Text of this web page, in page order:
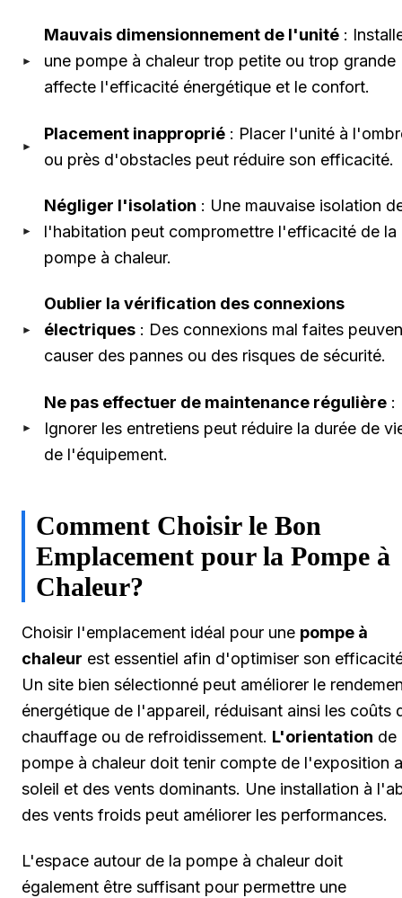
Mauvais dimensionnement de l'unité :
une pompe à chaleur trop petite ou trop grande
affecte l'efficacité énergétique et le confort.
Placement inapproprié : Placer l'unité à
ou près d'obstacles peut réduire son efficacité.
Négliger l'isolation : Une mauvaise isolation
l'habitation peut compromettre l'efficacité de la
pompe à chaleur.
Oublier la vérification des connexions
électriques : Des connexions mal faites
causer des pannes ou des risques de sécurité.
Ne pas effectuer de maintenance régulière :
Ignorer les entretiens peut réduire la durée de
de l'équipement.
Comment Choisir le Bon
Emplacement pour la Pompe à
Chaleur?
Choisir l'emplacement idéal pour une pompe à
chaleur est essentiel afin d'optimiser son
Un site bien sélectionné peut améliorer le
énergétique de l'appareil, réduisant ainsi les coûts
chauffage ou de refroidissement. L'orientation de
pompe à chaleur doit tenir compte de l'exposition
soleil et des vents dominants. Une installation à
des vents froids peut améliorer les performances.
L'espace autour de la pompe à chaleur doit
également être suffisant pour permettre une